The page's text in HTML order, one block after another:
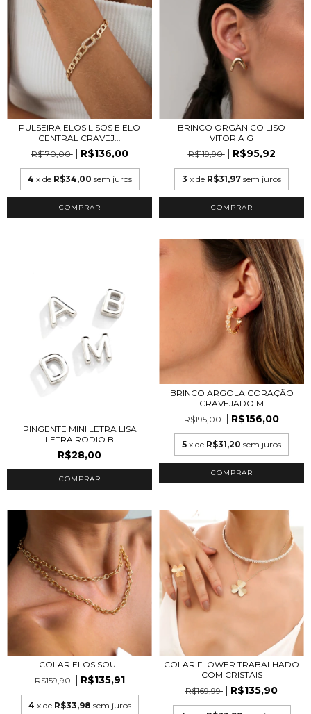
PULSEIRA ELOS LISOS E ELO
CENTRAL CRAVEJ...
R$170,00
R$136,00
4 x de R$34,00 sem juros
COMPRAR
BRINCO ORGÂNICO LISO
VITORIA G
R$119,90
R$95,92
3 x de R$31,97 sem juros
COMPRAR
PINGENTE MINI LETRA LISA
LETRA RODIO B
R$28,00
COMPRAR
BRINCO ARGOLA CORAÇÃO
CRAVEJADO M
R$195,00
R$156,00
5 x de R$31,20 sem juros
COMPRAR
COLAR ELOS SOUL
R$159,90
R$135,91
4 x de R$33,98 sem juros
COLAR FLOWER TRABALHADO
COM CRISTAIS
R$169,99
R$135,90